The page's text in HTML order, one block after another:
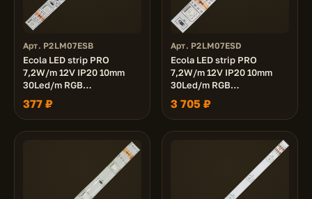
Арт. P2LM07ESB
Ecola LED strip PRO
7,2W/m 12V IP20 10mm
30Led/m RGB
разноцветная
светодиодная лента на
катушке 5м.
377 ₽
Арт. P2LM07ESD
Ecola LED strip PRO
7,2W/m 12V IP20 10mm
30Led/m RGB
разноцветная
светодиодная лента на
катушке 50м.
3 705 ₽